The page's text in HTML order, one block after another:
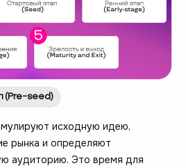
(Pre-seed)
исходную идею,
рынка и определяют
аудиторию. Это время для